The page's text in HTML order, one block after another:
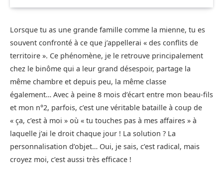
Lorsque tu as une grande famille comme la mienne, tu es
souvent confronté à ce que j’appellerai « des conflits de
territoire ». Ce phénomène, je le retrouve principalement
chez le binôme qui a leur grand désespoir, partage la
même chambre et depuis peu, la même classe
également… Avec à peine 8 mois d’écart entre mon beau-fils
et mon n°2, parfois, c’est une véritable bataille à coup de
« ça, c’est à moi » où « tu touches pas à mes affaires » à
laquelle j’ai le droit chaque jour ! La solution ? La
personnalisation d’objet… Oui, je sais, c’est radical, mais
croyez moi, c’est aussi très efficace !